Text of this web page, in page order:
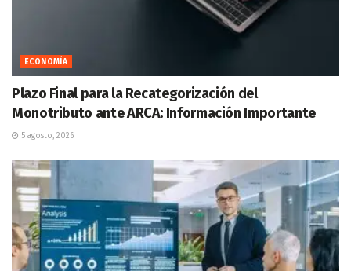
ECONOMÍA
Plazo Final para la Recategorización del
Monotributo ante ARCA: Información Importante
5 agosto, 2026